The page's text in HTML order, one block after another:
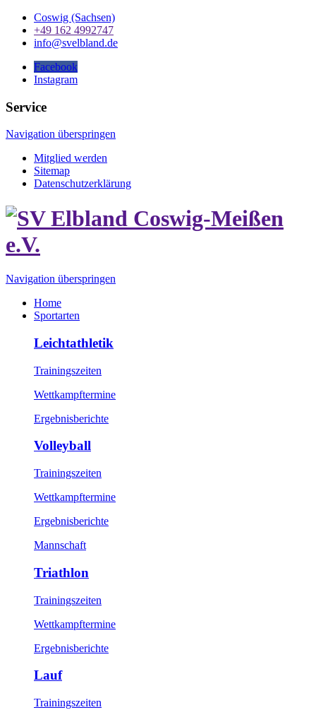
Coswig (Sachsen)
+49 162 4992747
info@svelbland.de
Facebook
Instagram
Service
Navigation überspringen
Mitglied werden
Sitemap
Datenschutzerklärung
Navigation überspringen
Home
Sportarten
Leichtathletik
Trainingszeiten
Wettkampftermine
Ergebnisberichte
Volleyball
Trainingszeiten
Wettkampftermine
Ergebnisberichte
Mannschaft
Triathlon
Trainingszeiten
Wettkampftermine
Ergebnisberichte
Lauf
Trainingszeiten